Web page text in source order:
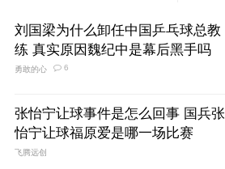
刘国梁为什么卸任中国乒乓球总教
练 真实原因魏纪中是幕后黑手吗
勇敢的心 6
张怡宁让球事件是怎么回事 国兵张
怡宁让球福原爱是哪一场比赛
飞腾远创